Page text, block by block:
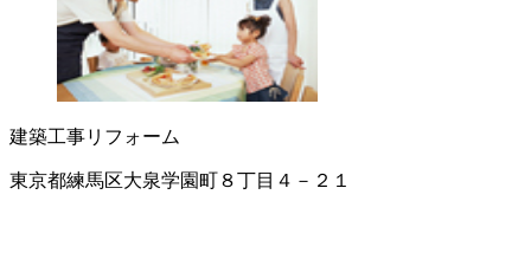
建築工事リフォーム
東京都練馬区大泉学園町８丁目４－２１